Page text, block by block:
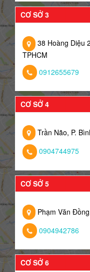
CƠ SỞ 3
38 Hoàng Diệu
TPHCM
0912655679
CƠ SỞ 4
Trần Não, P.
0904744975
CƠ SỞ 5
Phạm Văn
0904942786
CƠ SỞ 6